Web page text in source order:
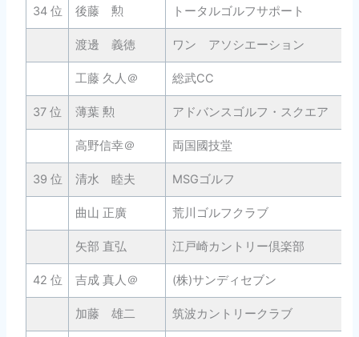
34 位 後藤 勲 トータルゴルフサポート
渡邊 義徳 ワン アソシエーション
工藤 久人＠ 総武CC
37 位 薄葉 勲 アドバンスゴルフ・スクエア
高野信幸＠ 両国國技堂
39 位 清水 睦夫 MSGゴルフ
曲山 正廣 荒川ゴルフクラブ
矢部 直弘 江戸崎カントリー倶楽部
42 位 吉成 真人＠ (株)サンディセブン
加藤 雄二 筑波カントリークラブ